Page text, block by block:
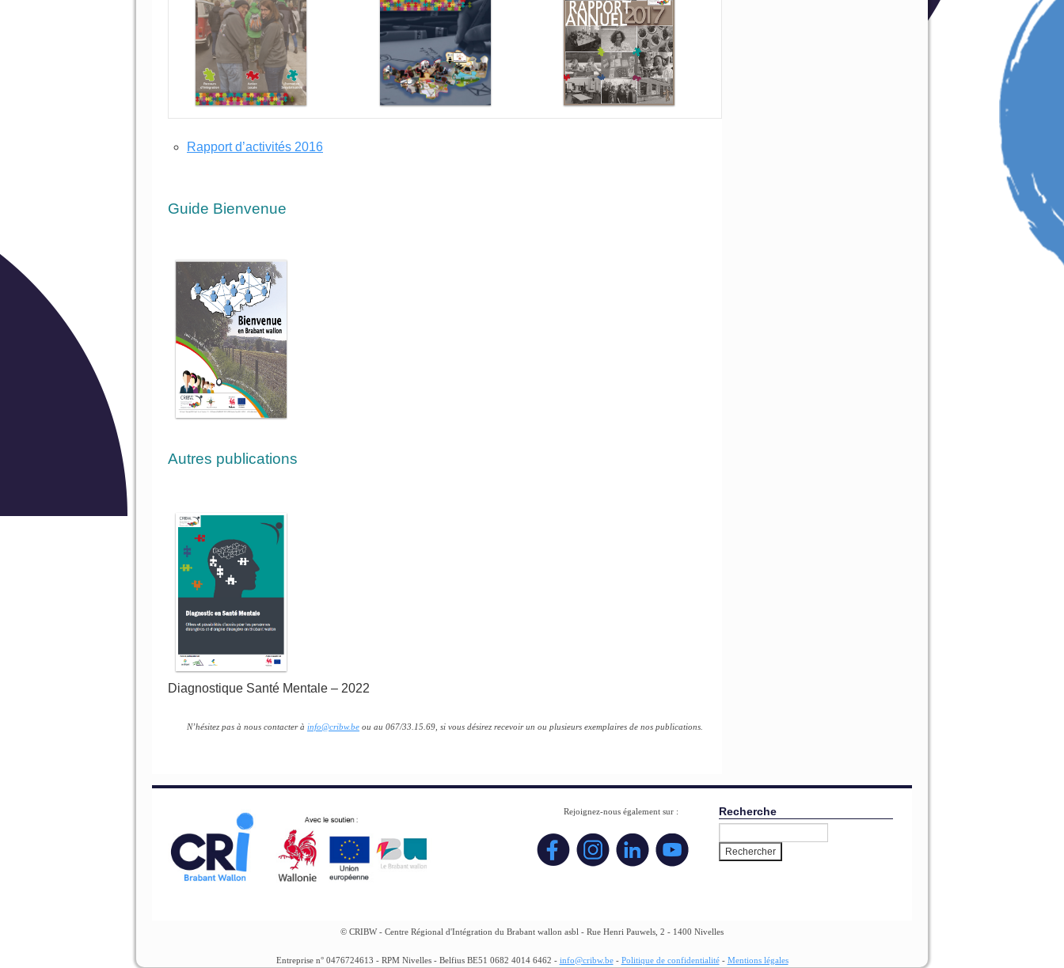
Rapport d’activités 2016
Guide Bienvenue
Autres publications
Diagnostique Santé Mentale – 2022
N’hésitez pas à nous contacter à info@cribw.be ou au 067/33.15.69, si vous désirez recevoir un ou plusieurs exemplaires de nos publications.
Rejoignez-nous également sur : Recherche
© CRIBW - Centre Régional d'Intégration du Brabant wallon asbl - Rue Henri Pauwels, 2 - 1400 Nivelles
Entreprise n° 0476724613 - RPM Nivelles - Belfius BE51 0682 4014 6462 - info@cribw.be- Politique de confidentialité- Mentions légales